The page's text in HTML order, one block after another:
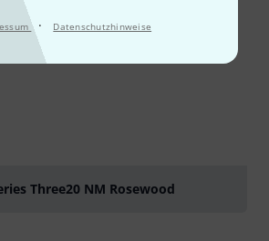
· Datenschutzhinweise
Three20 NM Rosewood